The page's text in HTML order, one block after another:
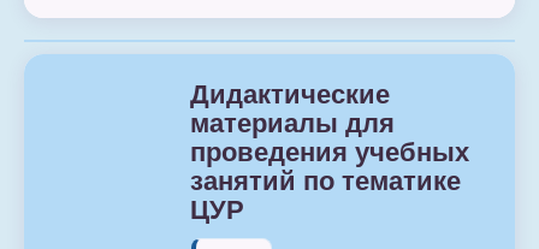
Дидактические
материалы для
проведения учебных
занятий по тематике
ЦУР